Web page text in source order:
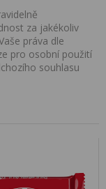
za jakékoliv
práva dle
pro osobní použití
souhlasu